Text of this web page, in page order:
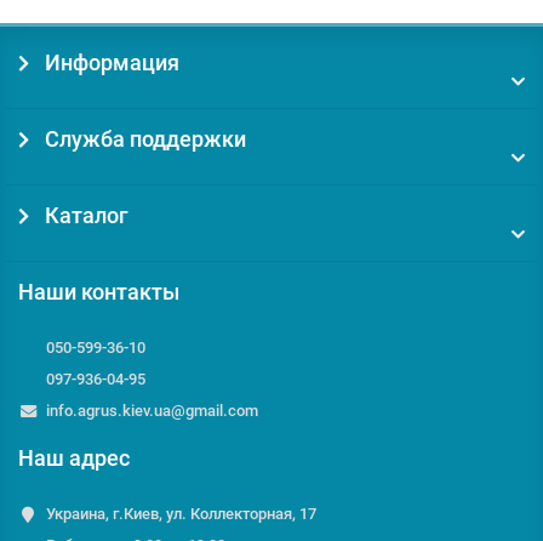
Информация
Служба поддержки
Каталог
Наши контакты
050-599-36-10
097-936-04-95
info.agrus.kiev.ua@gmail.com
Наш адрес
Украина, г.Киев, ул. Коллекторная, 17